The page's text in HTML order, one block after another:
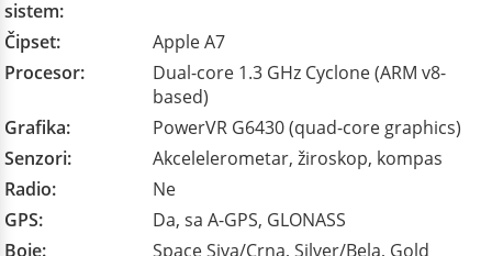
sistem:
Čipset:
Apple A7
Procesor:
Dual-core 1.3 GHz Cyclone (ARM v8-
based)
Grafika:
PowerVR G6430 (quad-core graphics)
Senzori:
Akcelelerometar, žiroskop, kompas
Radio:
Ne
GPS:
Da, sa A-GPS, GLONASS
Boje:
Space Siva/Crna, Silver/Bela, Gold